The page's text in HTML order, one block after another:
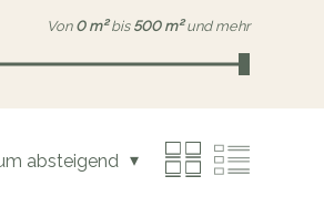
Von 0 m² bis 500 m² und mehr
absteigend